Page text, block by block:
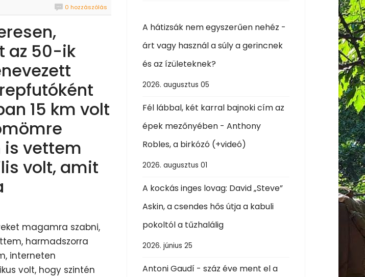
0 hozzászólás
az 50-ik
15 km volt
is vettem
volt, amit
magamra szabni,
harmadszorra
interneten
volt, hogy szintén
A hátizsák nem egyszerűen nehéz -
árt vagy használ a súly a gerincnek
és az ízületeknek?
2026. augusztus 05
Fél lábbal, két karral bajnoki cím az
épek mezőnyében - Anthony
Robles, a birkózó (+videó)
2026. augusztus 01
A kockás inges lovag: David „Steve”
Askin, a csendes hős útja a kabuli
pokoltól a tűzhalálig
2026. június 25
Antoni Gaudí - száz éve ment el a